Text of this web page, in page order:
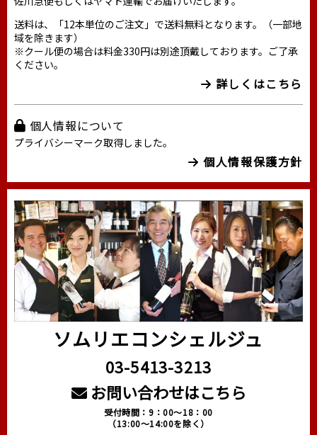
送料は、「12本単位のご注文」で送料無料となります。（一部地
域を除きます）
※クール便の場合は料金330円は別途頂戴しております。ご了承
ください。
詳しくはこちら
個人情報について
プライバシーマーク取得しました。
個人情報保護方針
ソムリエコンシェルジュ
03-5413-3213
お問い合わせはこちら
受付時間：9：00～18：00
（13:00～14:00を除く）